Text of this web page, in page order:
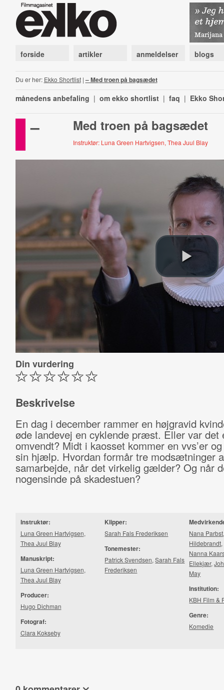
forside artikler anmeldelser blogs
Du er her: Ekko Shortlist| – Med troen på bagsædet
månedens anbefaling | om ekko shortlist | faq | Ekko
– Med troen på bagsædet
Instruktør: Luna Green Hartvigsen, Thea Juul Blay
Din vurdering
Beskrivelse
En dag i december rammer en højgravid
øde landevej en cyklende præst. Eller var det
omvendt? Midt i kaosset kommer en vvs’er
sin hjælp. Hvordan formår tre modsætninger
samarbejde, når det virkelig gælder? Og når
nogensinde på skadestuen?
Instruktør:
Luna Green Hartvigsen,
Thea Juul Blay
Manuskript:
Luna Green Hartvigsen,
Thea Juul Blay
Producer:
Hugo Dichman
Fotograf:
Clara Kokseby
Klipper:
Sarah Fals Frederiksen
Tonemester:
Patrick Svendsen,Sarah Fals
Frederiksen
Nana Parbst
Hildebrandt,
Nanna
Ellekjær,
May
Institution:
KBH Film &
Genre:
Komedie